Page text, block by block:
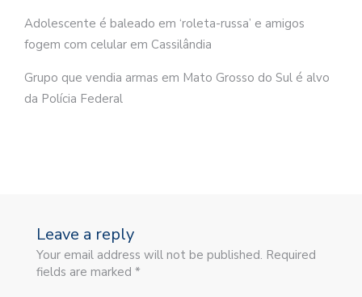
Adolescente é baleado em ‘roleta-russa’ e amigos
fogem com celular em Cassilândia
Grupo que vendia armas em Mato Grosso do Sul é alvo
da Polícia Federal
Leave a reply
Your email address will not be published. Required
fields are marked *